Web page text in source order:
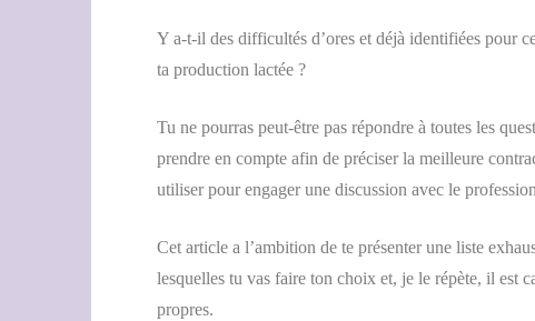
Y a-t-il des difficultés d’ores et déjà identifiées pour
ta production lactée ?
Tu ne pourras peut-être pas répondre à toutes les
prendre en compte afin de préciser la meilleure
utiliser pour engager une discussion avec le
Cet article a l’ambition de te présenter une liste
lesquelles tu vas faire ton choix et, je le répète, il est
propres.